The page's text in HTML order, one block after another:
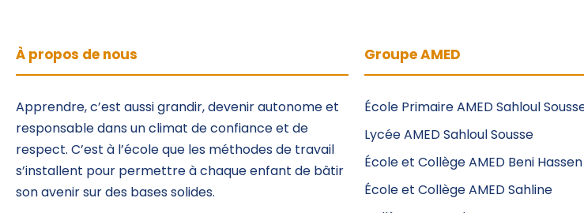
À propos de nous
Apprendre, c’est aussi grandir, devenir autonome et
responsable dans un climat de confiance et de
respect. C’est à l’école que les méthodes de travail
s’installent pour permettre à chaque enfant de bâtir
son avenir sur des bases solides.
Groupe AMED
École Primaire AMED Sahloul
Lycée AMED Sahloul Sousse
École et Collège AMED Beni Hassen
École et Collège AMED Sahline